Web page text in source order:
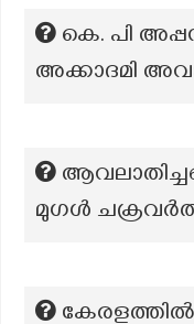
കെ. പി
അക്കാദമി
മുഗൾ